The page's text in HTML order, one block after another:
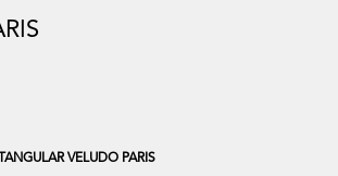
VELUDO PARIS